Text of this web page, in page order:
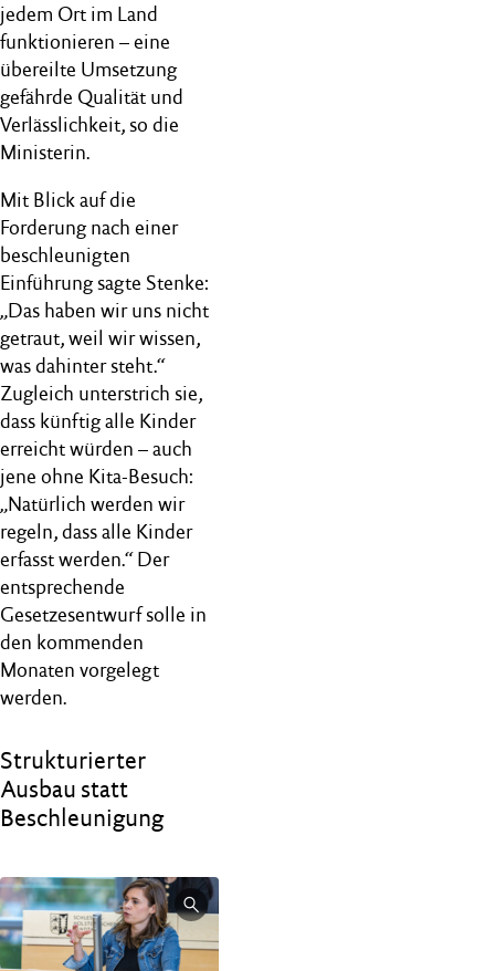
jedem Ort im Land
funktionieren – eine
übereilte Umsetzung
gefährde Qualität und
Verlässlichkeit, so die
Ministerin.
Mit Blick auf die
Forderung nach einer
beschleunigten
Einführung sagte Stenke:
„Das haben wir uns nicht
getraut, weil wir wissen,
was dahinter steht.“
Zugleich unterstrich sie,
dass künftig alle Kinder
erreicht würden – auch
jene ohne Kita-Besuch:
„Natürlich werden wir
regeln, dass alle Kinder
erfasst werden.“ Der
entsprechende
Gesetzesentwurf solle in
den kommenden
Monaten vorgelegt
werden.
Strukturierter
Ausbau statt
Beschleunigung